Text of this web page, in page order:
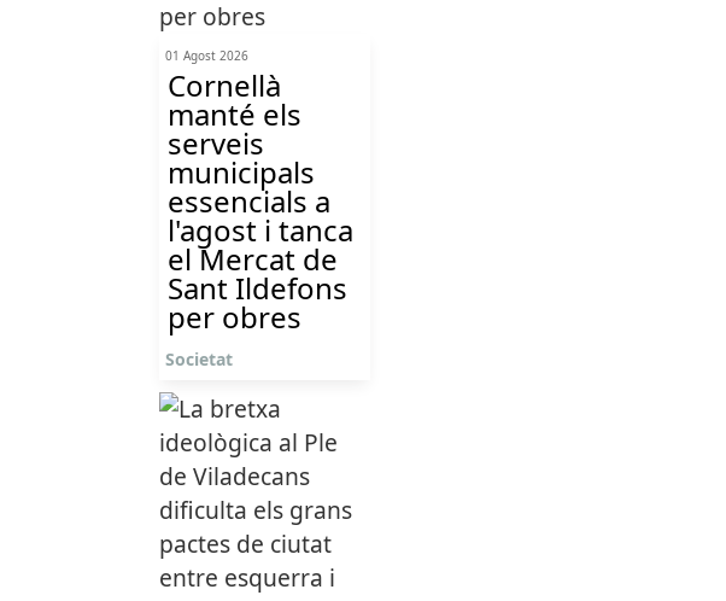
01 Agost 2026
Cornellà
manté els
serveis
municipals
essencials a
l'agost i tanca
el Mercat de
Sant Ildefons
per obres
Societat